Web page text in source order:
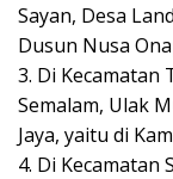
Sayan, Desa
Dusun Nusa
3. Di Kecamatan
Semalam, Ulak
Jaya, yaitu di
4. Di Kecamatan